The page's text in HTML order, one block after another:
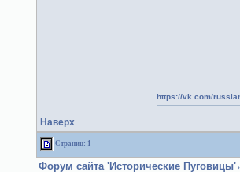
Наверх
https://vk.com/
Страниц: 1
Форум сайта 'Исторические Пуговицы' ›